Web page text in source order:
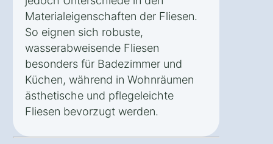
Materialeigenschaften der Fliesen.
So eignen sich robuste,
wasserabweisende Fliesen
besonders für Badezimmer und
Küchen, während in Wohnräumen
ästhetische und pflegeleichte
Fliesen bevorzugt werden.